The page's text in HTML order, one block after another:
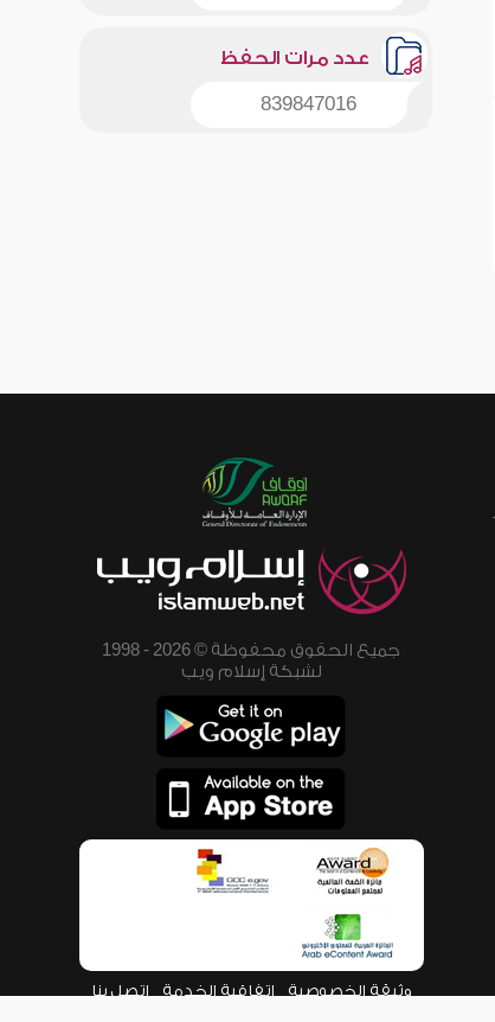
عدد مرات الحفظ
839847016
جميع الحقوق محفوظة © 2026 - 1998
لشبكة إسلام ويب
وثيقة الخصوصية اتفاقية الخدمة اتصل بنا